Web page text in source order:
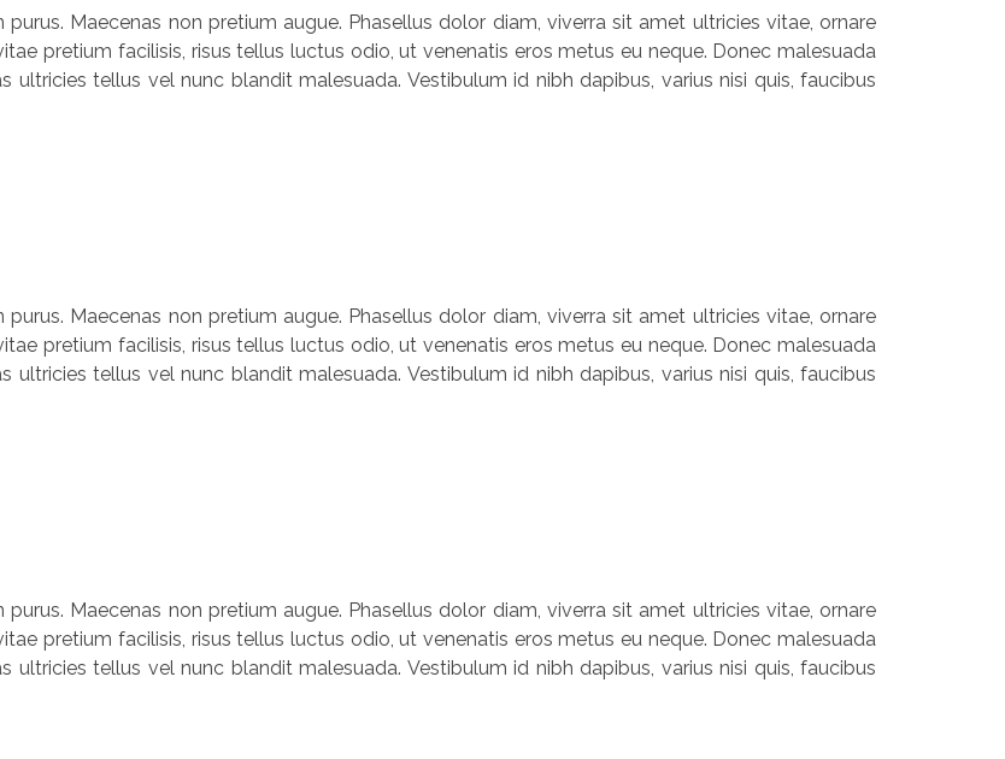
Maecenas non pretium augue. Phasellus dolor diam, viverra sit amet ultricies vitae, ornare
pretium facilisis, risus tellus luctus odio, ut venenatis eros metus eu neque. Donec malesuada
ultricies tellus vel nunc blandit malesuada. Vestibulum id nibh dapibus, varius nisi quis, faucibus
Maecenas non pretium augue. Phasellus dolor diam, viverra sit amet ultricies vitae, ornare
pretium facilisis, risus tellus luctus odio, ut venenatis eros metus eu neque. Donec malesuada
ultricies tellus vel nunc blandit malesuada. Vestibulum id nibh dapibus, varius nisi quis, faucibus
Maecenas non pretium augue. Phasellus dolor diam, viverra sit amet ultricies vitae, ornare
pretium facilisis, risus tellus luctus odio, ut venenatis eros metus eu neque. Donec malesuada
ultricies tellus vel nunc blandit malesuada. Vestibulum id nibh dapibus, varius nisi quis, faucibus